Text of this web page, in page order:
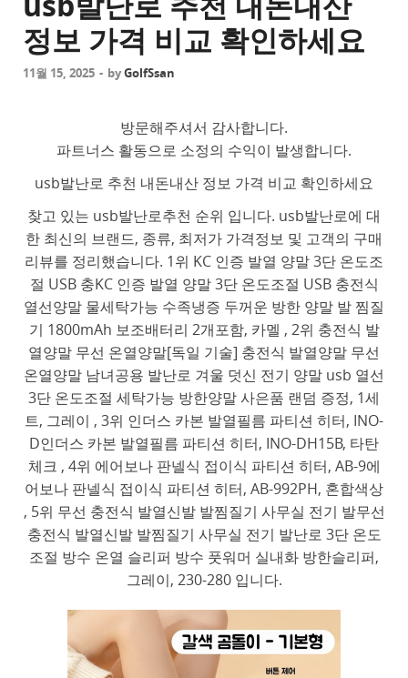
정보 가격 비교 확인하세요
11월 15, 2025 - byGolfSsan
방문해주셔서 감사합니다.
파트너스 활동으로 소정의 수익이 발생합니다.
usb발난로 추천 내돈내산 정보 가격 비교 확인하세요
찾고 있는 usb발난로추천 순위 입니다. usb발난로에 대
한 최신의 브랜드, 종류, 최저가 가격정보 및 고객의 구매
리뷰를 정리했습니다. 1위 KC 인증 발열 양말 3단 온도조
절 USB 충KC 인증 발열 양말 3단 온도조절 USB 충전식
열선양말 물세탁가능 수족냉증 두꺼운 방한 양말 발 찜질
기 1800mAh 보조배터리 2개포함, 카멜 , 2위 충전식 발
열양말 무선 온열양말[독일 기술] 충전식 발열양말 무선
온열양말 남녀공용 발난로 겨울 덧신 전기 양말 usb 열선
3단 온도조절 세탁가능 방한양말 사은품 랜덤 증정, 1세
트, 그레이 , 3위 인더스 카본 발열필름 파티션 히터, INO-
D인더스 카본 발열필름 파티션 히터, INO-DH15B, 타탄
체크 , 4위 에어보나 판넬식 접이식 파티션 히터, AB-9에
어보나 판넬식 접이식 파티션 히터, AB-992PH, 혼합색상
, 5위 무선 충전식 발열신발 발찜질기 사무실 전기 발무선
충전식 발열신발 발찜질기 사무실 전기 발난로 3단 온도
조절 방수 온열 슬리퍼 방수 풋워머 실내화 방한슬리퍼,
그레이, 230-280 입니다.